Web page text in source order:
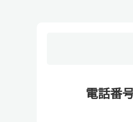
電話番号